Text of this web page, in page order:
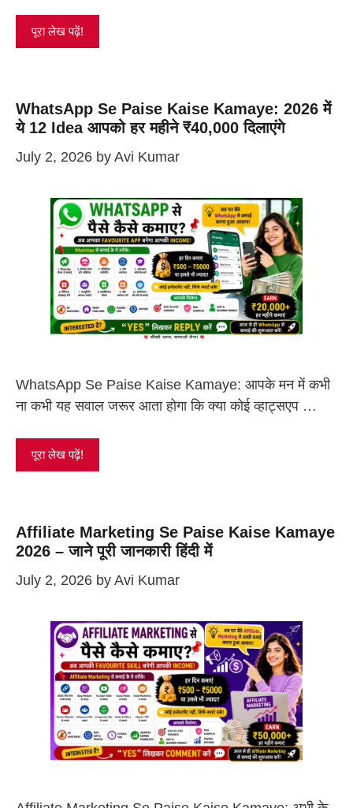
पूरा लेख पढ़ें!
WhatsApp Se Paise Kaise Kamaye: 2026 में
ये 12 Idea आपको हर महीने ₹40,000 दिलाएंगे
July 2, 2026 by Avi Kumar
WhatsApp Se Paise Kaise Kamaye: आपके मन में कभी
ना कभी यह सवाल जरूर आता होगा कि क्या कोई व्हाट्सएप …
पूरा लेख पढ़ें!
Affiliate Marketing Se Paise Kaise Kamaye
2026 – जाने पूरी जानकारी हिंदी में
July 2, 2026 by Avi Kumar